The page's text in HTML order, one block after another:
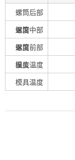
螺筒后部
温度
螺筒中部
温度
螺筒前部
温度
模头温度
模具温度